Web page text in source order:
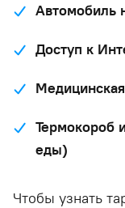
Автомобиль
Доступ к
Термокороб
еды)
Чтобы узнать